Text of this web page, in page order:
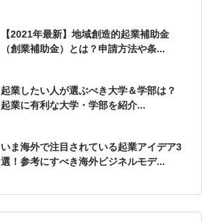
【2021年最新】地域創造的起業補助金
（創業補助金）とは？申請方法や条...
起業したい人が選ぶべき大学＆学部は？
起業に有利な大学・学部を紹介...
いま海外で注目されている起業アイデア3
選！参考にすべき海外ビジネルモデ...